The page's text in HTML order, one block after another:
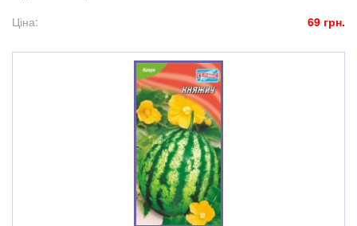
Ціна:
69 грн.